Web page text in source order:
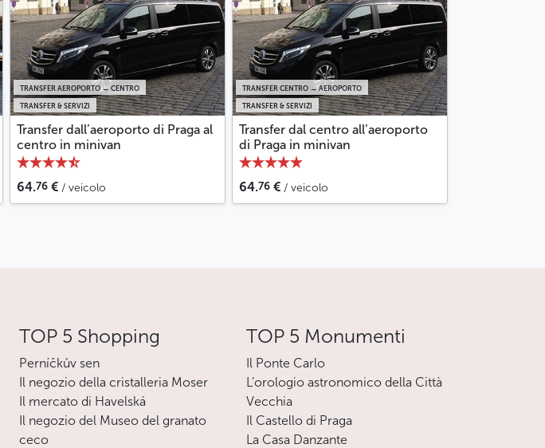
TRANSFER & SERVIZI
TRANSFER AEROPORTO → CENTRO
Transfer dall’aeroporto di Praga al
centro in minivan
64.76 € / veicolo
TRANSFER & SERVIZI
TRANSFER CENTRO → AEROPORTO
Transfer dal centro all’aeroporto
di Praga in minivan
64.76 € / veicolo
TOP 5 Shopping
Perníčkův sen
Il negozio della cristalleria Moser
Il mercato di Havelská
Il negozio del Museo del granato
ceco
TOP 5 Monumenti
Il Ponte Carlo
L’orologio astronomico della Città
Vecchia
Il Castello di Praga
La Casa Danzante